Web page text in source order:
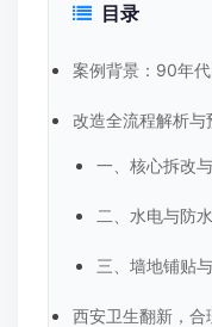
目录
案例背景：90年
改造全流程解析与
一、核心拆改
二、水电与防
三、墙地铺贴
西安卫生翻新，合